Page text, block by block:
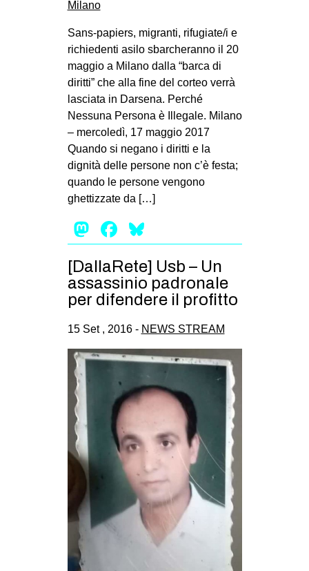
Sans-papiers, migranti, rifugiate/i e
richiedenti asilo sbarcheranno il 20
maggio a Milano dalla “barca di
diritti” che alla fine del corteo verrà
lasciata in Darsena. Perché
Nessuna Persona è Illegale. Milano
– mercoledì, 17 maggio 2017
Quando si negano i diritti e la
dignità delle persone non c’è festa;
quando le persone vengono
ghettizzate da […]
Mastodon
Facebook
[DallaRete] Usb – Un
assassinio padronale
per difendere il profitto
15 Set , 2016 - NEWS STREAM